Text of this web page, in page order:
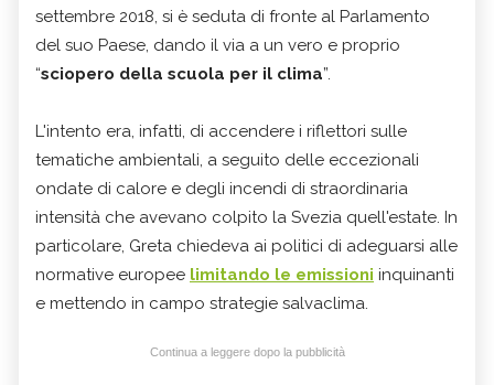
settembre 2018, si è seduta di fronte al Parlamento
del suo Paese, dando il via a un vero e proprio
“sciopero della scuola per il clima”.
L'intento era, infatti, di accendere i riflettori sulle
tematiche ambientali, a seguito delle eccezionali
ondate di calore e degli incendi di straordinaria
intensità che avevano colpito la Svezia quell'estate. In
particolare, Greta chiedeva ai politici di adeguarsi alle
normative europee limitando le emissioni inquinanti
e mettendo in campo strategie salvaclima.
Continua a leggere dopo la pubblicità